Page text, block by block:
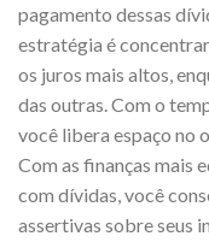
pagamento dessas
estratégia é
os juros mais altos,
das outras. Com o
você libera espaço no
Com as finanças mais
com dívidas, você
assertivas sobre seus